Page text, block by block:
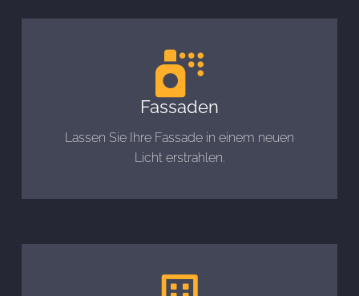
Fassaden
Lassen Sie Ihre Fassade in einem neuen
Licht erstrahlen.